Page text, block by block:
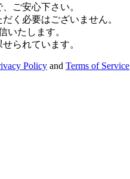
ご安心下さい。
く必要はございません。
いたします。
られています。
Policy and Terms of Service